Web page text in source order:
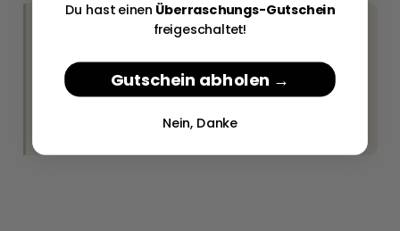
die optimale Antihaft-Wirkung erreicht ist – das ist
ganz normal. Mit jeder Anwendung verbessert sich
mit der Zeit immer besser wird.
Du hast einen Überraschungs-Gutschein
freigeschaltet!
Gutschein abholen →
Nein, Danke